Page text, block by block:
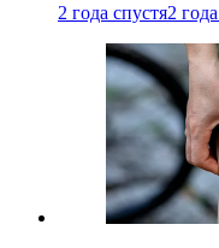
2 года спустя2